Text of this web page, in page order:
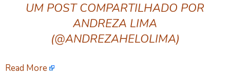
UM POST COMPARTILHADO POR
ANDREZA LIMA
(@ANDREZAHELOLIMA)
Read More